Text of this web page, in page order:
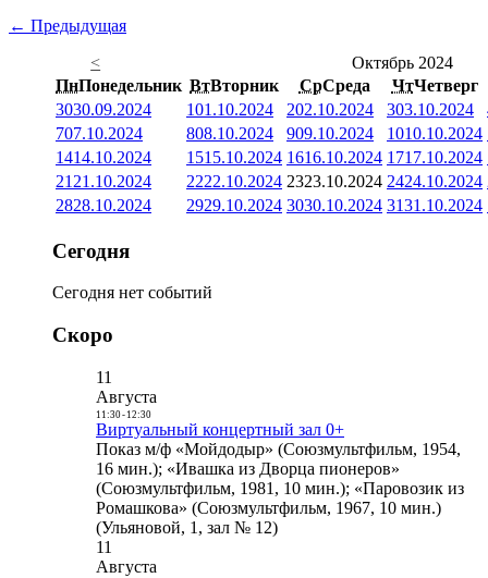
← Предыдущая
<
Октябрь 2024
ПнПонедельник ВтВторник СрСреда ЧтЧетверг
3030.09.2024 101.10.2024 202.10.2024 303.10.2024
707.10.2024 808.10.2024 909.10.2024 1010.10.2024
1414.10.2024 1515.10.2024 1616.10.2024 1717.10.2024
21 21.10.2024 2222.10.2024 2323.10.2024 2424.10.2024
2828.10.2024 2929.10.2024 3030.10.2024 3131.10.2024
Сегодня
Сегодня нет событий
Скоро
11
Августа
11:30- 12:30
Виртуальный концертный зал 0+
Показ м/ф «Мойдодыр» (Союзмультфильм, 1954,
16 мин.); «Ивашка из Дворца пионеров»
(Союзмультфильм, 1981, 10 мин.); «Паровозик из
Ромашкова» (Союзмультфильм, 1967, 10 мин.)
(Ульяновой, 1, зал № 12)
11
Августа